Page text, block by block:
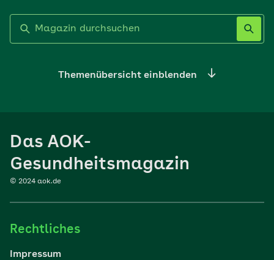
Themenübersicht einblenden
Sport
Reisen
Das AOK-
Gesundheitsmagazin
© 2024 aok.de
Rechtliches
Impressum